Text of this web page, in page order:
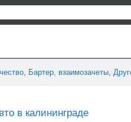
, Бартер, взаимозачеты,
в калининграде